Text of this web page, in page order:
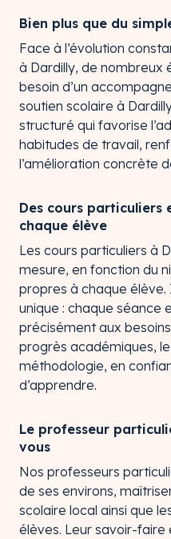
Bien plus que du
Face à l’évolution
à Dardilly, de nombreux
besoin d’un
soutien scolaire à
structuré qui favorise
habitudes de travail,
l’amélioration concrète
Des cours particuliers
chaque élève
Les cours particuliers à
mesure, en fonction du
propres à chaque élève.
unique : chaque séance
précisément aux
progrès académiques,
méthodologie, en
d’apprendre.
Le professeur
vous
Nos professeurs
de ses environs,
scolaire local ainsi que
élèves. Leur savoir-faire